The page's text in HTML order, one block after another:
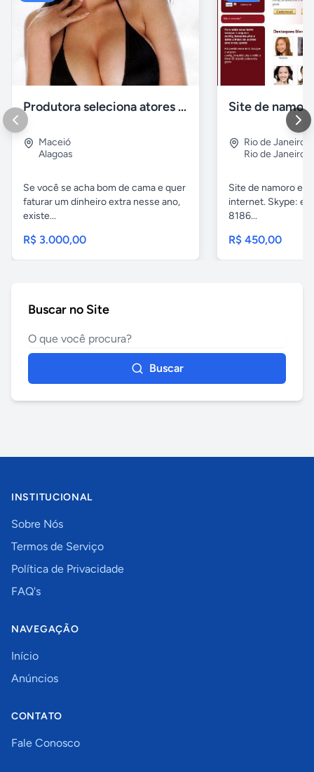
Produtora seleciona atores para filmes adultos
Maceió
Alagoas
Se você se acha bom de cama e quer
faturar um dinheiro extra nesse ano,
existe...
R$ 3.000,00
Site de
Rio de Janeiro
Rio de Janeiro
Site de namoro e
internet. Skype:
8186...
R$ 450,00
Buscar no Site
Buscar
INSTITUCIONAL
Sobre Nós
Termos de Serviço
Política de Privacidade
FAQ's
NAVEGAÇÃO
Início
Anúncios
CONTATO
Fale Conosco